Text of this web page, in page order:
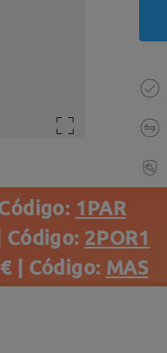
1PAR
Código: 2POR1
| Código: MAS